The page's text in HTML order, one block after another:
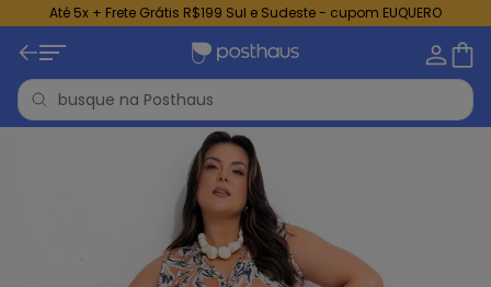
Até 5x + Frete Grátis R$199 Sul e Sudeste - cupom EUQUERO